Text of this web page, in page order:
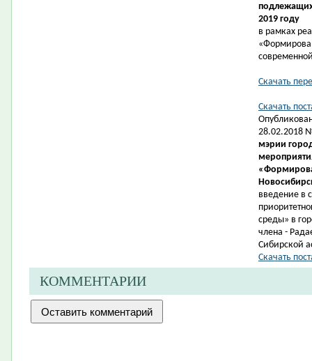
подлежащих
2019 году
в рамках
Скачать
Скачать
28.02.2018
мэрии
введение в
среды» в
члена -
Сибирской
Скачать
КОММЕНТАРИИ